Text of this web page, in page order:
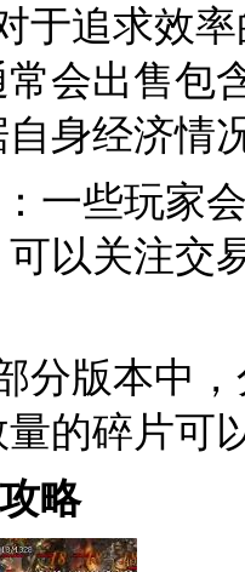
于追求效
会出售包
身经济情
一些玩家
以关注交
分版本中
的碎片可
略